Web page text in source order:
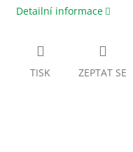
Detailní informace
TISK ZEPTAT SE